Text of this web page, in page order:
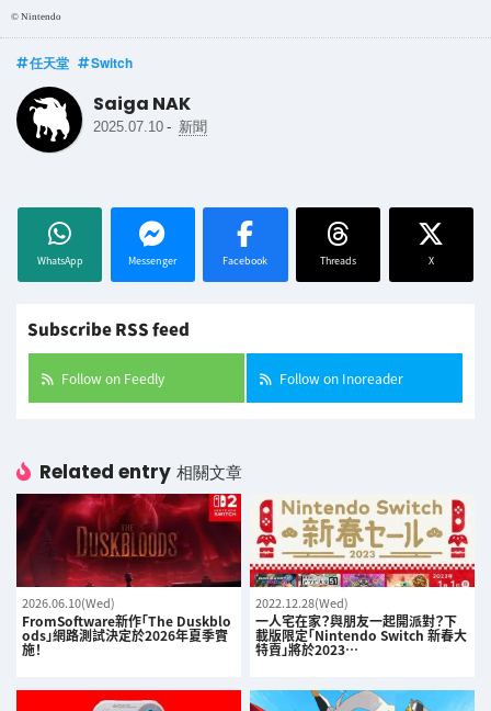
© Nintendo
任天堂 Switch
Saiga NAK
2025.07.10 - 新聞
WhatsApp Messenger Facebook Threads X
Subscribe RSS feed
Follow on Feedly Follow on Inoreader
Related entry 相關文章
2026.06.10(Wed)
FromSoftware新作「The Duskblo
ods」網路測試決定於2026年夏季實
施！
2022.12.28(Wed)
一人宅在家？與朋友一起開派對？下
載版限定「Nintendo Switch 新春大
特賣」將於2023…